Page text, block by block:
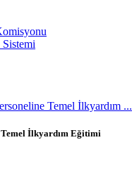
Temel İlkyardım ...
Temel İlkyardım Eğitimi